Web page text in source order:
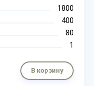
1800
400
80
1
В корзину